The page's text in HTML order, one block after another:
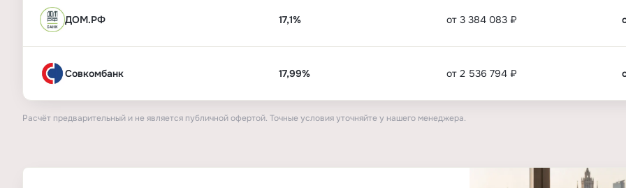
ДОМ.РФ 17,1% от 3 384 083 ₽
Совкомбанк 17,99% от 2 536 794 ₽
Расчёт предварительный и не является публичной офертой. Точные условия уточняйте у нашего менеджера.